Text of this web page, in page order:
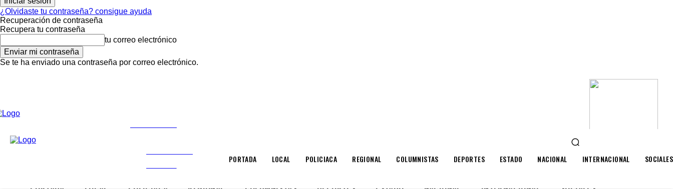
¿Olvidaste tu contraseña? consigue ayuda
Recuperación de contraseña
Recupera tu contraseña
tu correo electrónico
Se te ha enviado una contraseña por correo electrónico.
PORTADA LOCAL POLICIACA REGIONAL COLUMNISTAS DEPORTES ESTADO NACIONAL INTERNACIONAL SOCIALES